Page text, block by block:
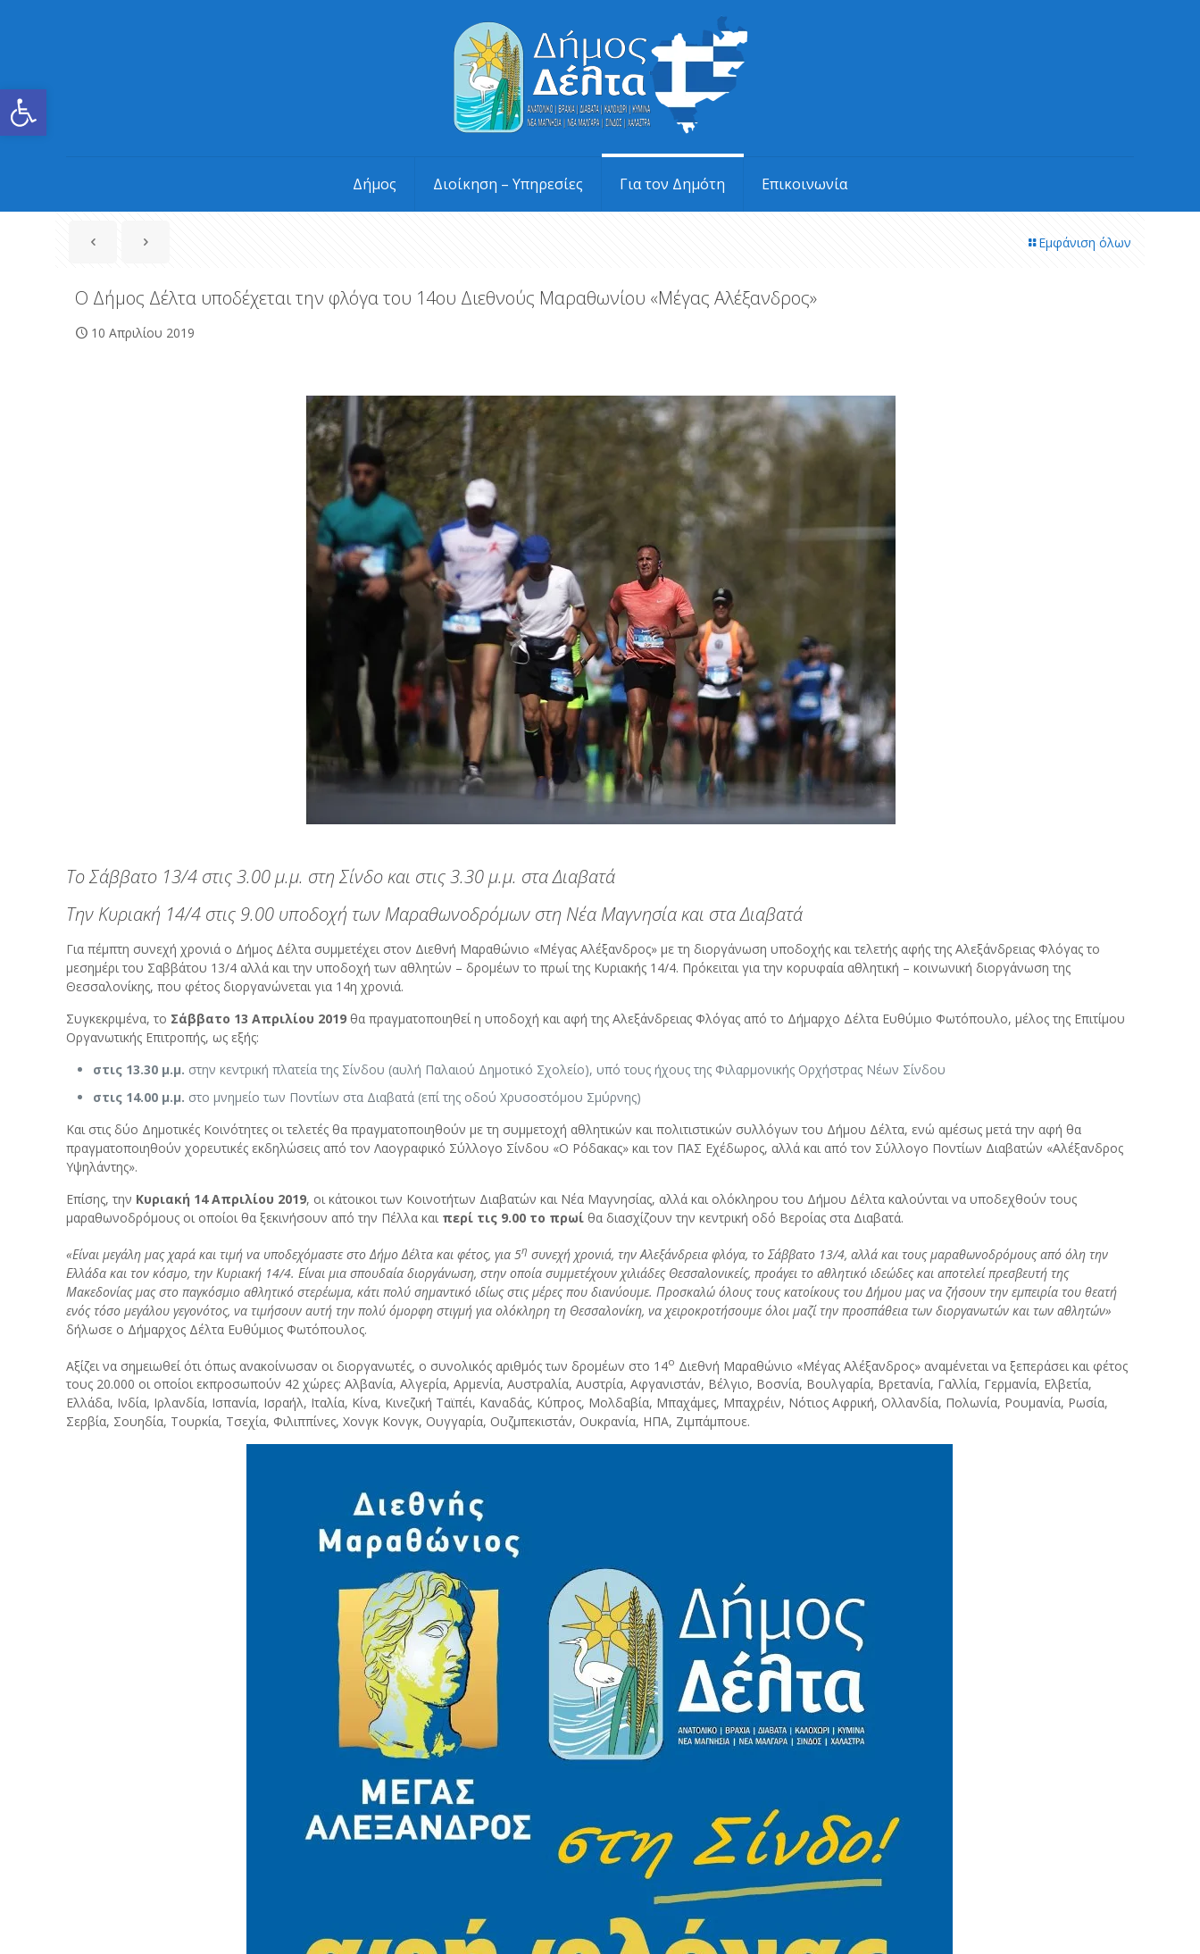
Ανοίξτε τη γραμμή εργαλείων
Δήμος Διοίκηση – Υπηρεσίες Για τον Δημότη Επικοινωνία
Εμφάνιση όλων
Ο Δήμος Δέλτα υποδέχεται την φλόγα του 14ου Διεθνούς Μαραθωνίου «Μέγας Αλέξανδρος»
10 Απριλίου 2019
Το Σάββατο 13/4 στις 3.00 μ.μ. στη Σίνδο και στις 3.30 μ.μ. στα Διαβατά
Την Κυριακή 14/4 στις 9.00 υποδοχή των Μαραθωνοδρόμων στη Νέα Μαγνησία και στα Διαβατά
Για πέμπτη συνεχή χρονιά ο Δήμος Δέλτα συμμετέχει στον Διεθνή Μαραθώνιο «Μέγας Αλέξανδρος» με τη διοργάνωση υποδοχής και τελετής αφής της Αλεξάνδρειας Φλόγας το
μεσημέρι του Σαββάτου 13/4 αλλά και την υποδοχή των αθλητών – δρομέων το πρωί της Κυριακής 14/4. Πρόκειται για την κορυφαία αθλητική – κοινωνική διοργάνωση της
Θεσσαλονίκης, που φέτος διοργανώνεται για 14η χρονιά.
Συγκεκριμένα, το Σάββατο 13 Απριλίου 2019θα πραγματοποιηθεί η υποδοχή και αφή της Αλεξάνδρειας Φλόγας από το Δήμαρχο Δέλτα Ευθύμιο Φωτόπουλο, μέλος της Επιτίμου
Οργανωτικής Επιτροπής, ως εξής:
στις 13.30 μ.μ. στην κεντρική πλατεία της Σίνδου (αυλή Παλαιού Δημοτικό Σχολείο), υπό τους ήχους της Φιλαρμονικής Ορχήστρας Νέων Σίνδου
στις 14.00 μ.μ. στο μνημείο των Ποντίων στα Διαβατά (επί της οδού Χρυσοστόμου Σμύρνης)
Και στις δύο Δημοτικές Κοινότητες οι τελετές θα πραγματοποιηθούν με τη συμμετοχή αθλητικών και πολιτιστικών συλλόγων του Δήμου Δέλτα, ενώ αμέσως μετά την αφή θα
πραγματοποιηθούν χορευτικές εκδηλώσεις από τον Λαογραφικό Σύλλογο Σίνδου «Ο Ρόδακας» και τον ΠΑΣ Εχέδωρος, αλλά και από τον Σύλλογο Ποντίων Διαβατών «Αλέξανδρος
Υψηλάντης».
Επίσης, την Κυριακή 14 Απριλίου 2019, οι κάτοικοι των Κοινοτήτων Διαβατών και Νέα Μαγνησίας, αλλά και ολόκληρου του Δήμου Δέλτα καλούνται να υποδεχθούν τους
μαραθωνοδρόμους οι οποίοι θα ξεκινήσουν από την Πέλλα και περί τις 9.00 το πρωί θα διασχίζουν την κεντρική οδό Βεροίας στα Διαβατά.
«Είναι μεγάλη μας χαρά και τιμή να υποδεχόμαστε στο Δήμο Δέλτα και φέτος, για 5η συνεχή χρονιά, την Αλεξάνδρεια φλόγα, το Σάββατο 13/4, αλλά και τους μαραθωνοδρόμους από όλη την
Ελλάδα και τον κόσμο, την Κυριακή 14/4. Είναι μια σπουδαία διοργάνωση, στην οποία συμμετέχουν χιλιάδες Θεσσαλονικείς, προάγει το αθλητικό ιδεώδες και αποτελεί πρεσβευτή της
Μακεδονίας μας στο παγκόσμιο αθλητικό στερέωμα, κάτι πολύ σημαντικό ιδίως στις μέρες που διανύουμε. Προσκαλώ όλους τους κατοίκους του Δήμου μας να ζήσουν την εμπειρία του θεατή
ενός τόσο μεγάλου γεγονότος, να τιμήσουν αυτή την πολύ όμορφη στιγμή για ολόκληρη τη Θεσσαλονίκη, να χειροκροτήσουμε όλοι μαζί την προσπάθεια των διοργανωτών και των αθλητών»
δήλωσε ο Δήμαρχος Δέλτα Ευθύμιος Φωτόπουλος.
Αξίζει να σημειωθεί ότι όπως ανακοίνωσαν οι διοργανωτές, ο συνολικός αριθμός των δρομέων στο 14ο Διεθνή Μαραθώνιο «Μέγας Αλέξανδρος» αναμένεται να ξεπεράσει και φέτος
τους 20.000 οι οποίοι εκπροσωπούν 42 χώρες: Αλβανία, Αλγερία, Αρμενία, Αυστραλία, Αυστρία, Αφγανιστάν, Βέλγιο, Βοσνία, Βουλγαρία, Βρετανία, Γαλλία, Γερμανία, Ελβετία,
Ελλάδα, Ινδία, Ιρλανδία, Ισπανία, Ισραήλ, Ιταλία, Κίνα, Κινεζική Ταϊπέι, Καναδάς, Κύπρος, Μολδαβία, Μπαχάμες, Μπαχρέιν, Νότιος Αφρική, Ολλανδία, Πολωνία, Ρουμανία, Ρωσία,
Σερβία, Σουηδία, Τουρκία, Τσεχία, Φιλιππίνες, Χονγκ Κονγκ, Ουγγαρία, Ουζμπεκιστάν, Ουκρανία, ΗΠΑ, Ζιμπάμπουε.